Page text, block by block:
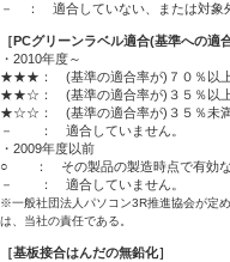
－ ： 適合していない、または対象
［PCグリーンラベル適合(基準への適合
・2010年度～
★★★： (基準の適合率が)７０％以
★★☆： (基準の適合率が)３５％以
★☆☆： (基準の適合率が)３５％未
－ ： 適合していません。
・2009年度以前
○ ： その製品の製造時点で有効な
－ ： 適合していません。
※一般社団法人パソコン3R推進協会が定
は、当社の責任である。
［基板接合はんだの無鉛化］